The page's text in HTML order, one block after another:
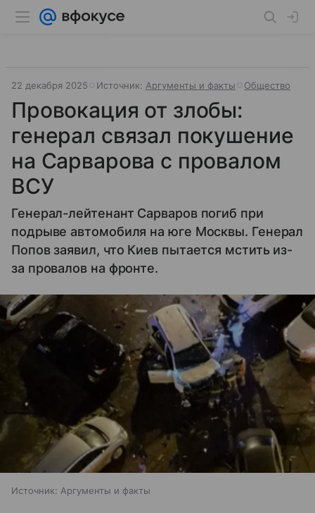
22 декабря 2025 Источник: Аргументы и факты Общество
Провокация от злобы:
генерал связал покушение
на Сарварова с провалом
ВСУ
Генерал-лейтенант Сарваров погиб при
подрыве автомобиля на юге Москвы. Генерал
Попов заявил, что Киев пытается мстить из-
за провалов на фронте.
Источник: Аргументы и факты